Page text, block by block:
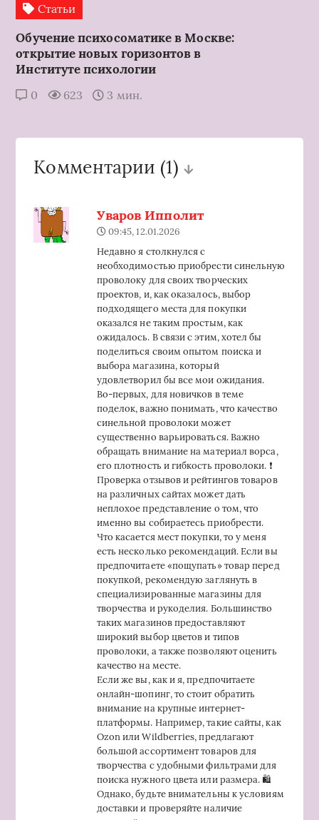
Статьи
Обучение психосоматике в Москве:
открытие новых горизонтов в
Институте психологии
0 623 3 мин.
Комментарии (1)
Уваров Ипполит
09:45, 12.01.2026
Недавно я столкнулся с
необходимостью приобрести синельную
проволоку для своих творческих
проектов, и, как оказалось, выбор
подходящего места для покупки
оказался не таким простым, как
ожидалось. В связи с этим, хотел бы
поделиться своим опытом поиска и
выбора магазина, который
удовлетворил бы все мои ожидания.
Во-первых, для новичков в теме
поделок, важно понимать, что качество
синельной проволоки может
существенно варьироваться. Важно
обращать внимание на материал ворса,
его плотность и гибкость проволоки. ❗
Проверка отзывов и рейтингов товаров
на различных сайтах может дать
неплохое представление о том, что
именно вы собираетесь приобрести.
Что касается мест покупки, то у меня
есть несколько рекомендаций. Если вы
предпочитаете «пощупать» товар перед
покупкой, рекомендую заглянуть в
специализированные магазины для
творчества и рукоделия. Большинство
таких магазинов предоставляют
широкий выбор цветов и типов
проволоки, а также позволяют оценить
качество на месте.
Если же вы, как и я, предпочитаете
онлайн-шопинг, то стоит обратить
внимание на крупные интернет-
платформы. Например, такие сайты, как
Ozon или Wildberries, предлагают
большой ассортимент товаров для
творчества с удобными фильтрами для
поиска нужного цвета или размера. 🛍️
Однако, будьте внимательны к условиям
доставки и проверяйте наличие